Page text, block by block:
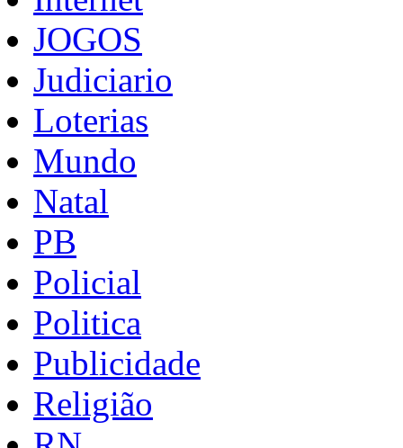
JOGOS
Judiciario
Loterias
Mundo
Natal
PB
Policial
Politica
Publicidade
Religião